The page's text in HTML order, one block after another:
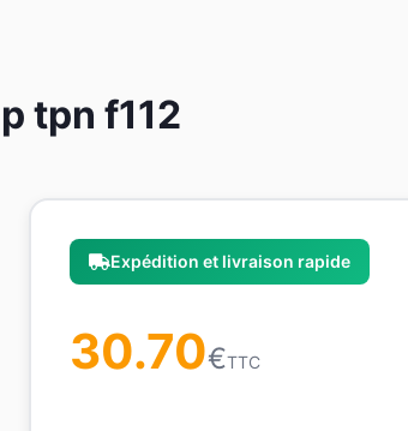
tpn f112
Expédition et livraison rapide
30.70€TTC